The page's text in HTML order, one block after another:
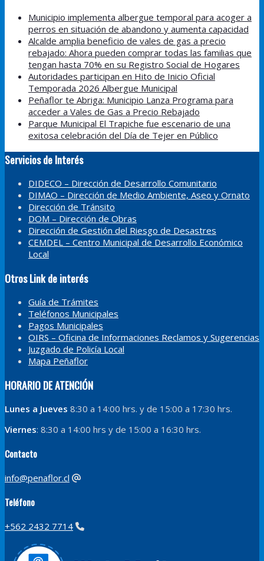
Municipio implementa albergue temporal para acoger a
perros en situación de abandono y aumenta capacidad
Alcalde amplia beneficio de vales de gas a precio
rebajado: Ahora pueden comprar todas las familias que
tengan hasta 70% en su Registro Social de Hogares
Autoridades participan en Hito de Inicio Oficial
Temporada 2026 Albergue Municipal
Peñaflor te Abriga: Municipio Lanza Programa para
acceder a Vales de Gas a Precio Rebajado
Parque Municipal El Trapiche fue escenario de una
exitosa celebración del Día de Tejer en Público
Servicios de Interés
DIDECO – Dirección de Desarrollo Comunitario
DIMAO – Dirección de Medio Ambiente, Aseo y Ornato
Dirección de Tránsito
DOM – Dirección de Obras
Dirección de Gestión del Riesgo de Desastres
CEMDEL – Centro Municipal de Desarrollo Económico
Local
Otros Link de interés
Guía de Trámites
Teléfonos Municipales
Pagos Municipales
OIRS – Oficina de Informaciones Reclamos y Sugerencias
Juzgado de Policía Local
Mapa Peñaflor
HORARIO DE ATENCIÓN
Lunes a Jueves 8:30 a 14:00 hrs. y de 15:00 a 17:30 hrs.
Viernes: 8:30 a 14:00 hrs y de 15:00 a 16:30 hrs.
Contacto
info@penaflor.cl
Teléfono
+562 2432 7714